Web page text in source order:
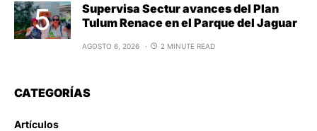
Supervisa Sectur avances del Plan
Tulum Renace en el Parque del Jaguar
AGOSTO 6, 2026 2 MINUTE READ
CATEGORÍAS
Artículos